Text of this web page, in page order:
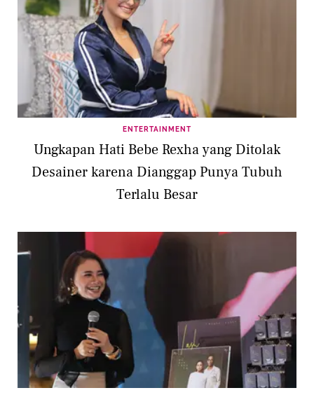
ENTERTAINMENT
Ungkapan Hati Bebe Rexha yang Ditolak
Desainer karena Dianggap Punya Tubuh
Terlalu Besar